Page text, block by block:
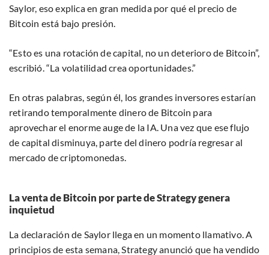
Saylor, eso explica en gran medida por qué el precio de
Bitcoin está bajo presión.
“Esto es una rotación de capital, no un deterioro de Bitcoin”,
escribió. “La volatilidad crea oportunidades.”
En otras palabras, según él, los grandes inversores estarían
retirando temporalmente dinero de Bitcoin para
aprovechar el enorme auge de la IA. Una vez que ese flujo
de capital disminuya, parte del dinero podría regresar al
mercado de criptomonedas.
La venta de Bitcoin por parte de Strategy genera
inquietud
La declaración de Saylor llega en un momento llamativo. A
principios de esta semana, Strategy anunció que ha vendido